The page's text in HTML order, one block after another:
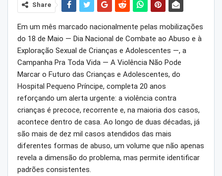
Share
Em um mês marcado nacionalmente pelas mobilizações
do 18 de Maio — Dia Nacional de Combate ao Abuso e à
Exploração Sexual de Crianças e Adolescentes —, a
Campanha Pra Toda Vida — A Violência Não Pode
Marcar o Futuro das Crianças e Adolescentes, do
Hospital Pequeno Príncipe, completa 20 anos
reforçando um alerta urgente: a violência contra
crianças é precoce, recorrente e, na maioria dos casos,
acontece dentro de casa. Ao longo de duas décadas, já
são mais de dez mil casos atendidos das mais
diferentes formas de abuso, um volume que não apenas
revela a dimensão do problema, mas permite identificar
padrões consistentes.